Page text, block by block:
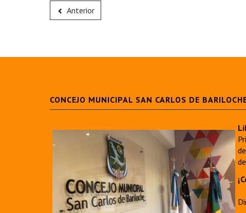
Anterior
CONCEJO MUNICIPAL SAN CARLOS DE